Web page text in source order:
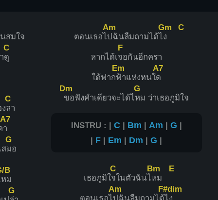
สมใจ
C
ดู
C
ลา
A7
า
G
มอ
B
หม
G
ตอนเธอไ
Am
ปฉันลืมถามได้ไ
Gm
ง
C
หากได้เ
F
จอกันอีกครา
ใต้ฟาก
Em
ฟ้าแห่งหนใ
A7
ด
Dm
ขอฟังคำเดียวจะได้ไ
G
หม ว่าเธอภูมิใจ
INSTRU : | C | Bm | Am | G |
| F | Em | Dm |G |
เธอภูมิใ
C
จในตัวฉันไ
Bm
หม
E
ตอนเธอไ
Am
ปฉันลืมถามได้
F#dim
ไง